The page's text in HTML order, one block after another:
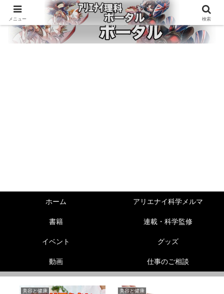
ホーム アリエナイ科学メルマ
書籍 連載・科学監修
イベント グッズ
動画 仕事のご相談
美容と健康 美容と健康
メニュー 検索